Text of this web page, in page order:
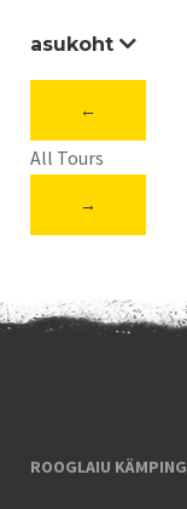
asukoht
←
All Tours
→
ROOGLAIU KÄMPING